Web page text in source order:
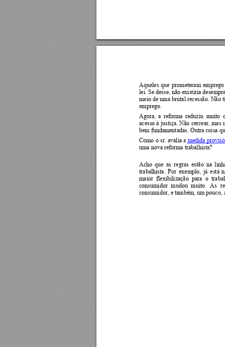
Aqueles que prometeram
lei. Se desse, não existiria
meio de uma brutal recessão. Não
emprego.
Agora, a reforma reduziu muito
acesso à justiça. Não cercear, mas
bem fundamentadas. Outra coisa
Como o sr. avalia a medida
uma nova reforma trabalhista?
Acho que as regras estão na
trabalhista. Por exemplo, já está
maior flexibilização para o
consumidor mudou muito. As
consumidor, e também, um